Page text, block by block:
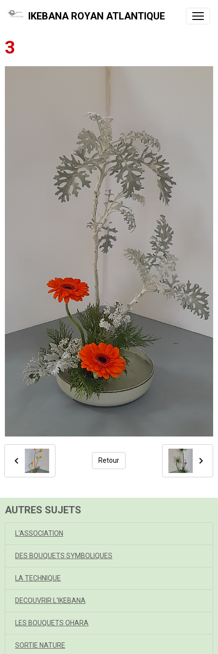
IKEBANA ROYAN ATLANTIQUE
3
Retour
AUTRES SUJETS
L'ASSOCIATION
DES BOUQUETS SYMBOLIQUES
LA TECHNIQUE
DECOUVRIR L'IKEBANA
LES BOUQUETS OHARA
SORTIE NATURE